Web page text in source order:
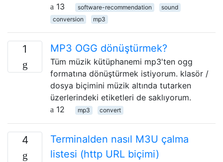
13
software-recommendation
sound
conversion
mp3
1 MP3 OGG dönüştürmek?
Tüm müzik kütüphanemi mp3'ten ogg
formatına dönüştürmek istiyorum. klasör /
dosya biçimini müzik altında tutarken
üzerlerindeki etiketleri de saklıyorum.
12
mp3 convert
4
Terminalden nasıl M3U çalma
listesi (http URL biçimi)